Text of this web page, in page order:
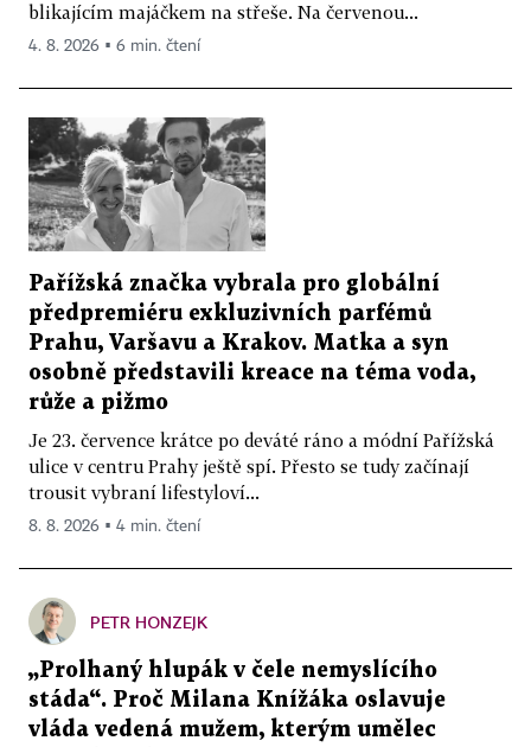
blikajícím majáčkem na střeše. Na červenou...
4. 8. 2026 ▪ 6 min. čtení
Pařížská značka vybrala pro globální
předpremiéru exkluzivních parfémů
Prahu, Varšavu a Krakov. Matka a syn
osobně představili kreace na téma voda,
růže a pižmo
Je 23. července krátce po deváté ráno a módní Pařížská
ulice v centru Prahy ještě spí. Přesto se tudy začínají
trousit vybraní lifestyloví...
8. 8. 2026 ▪ 4 min. čtení
PETR HONZEJK
„Prolhaný hlupák v čele nemyslícího
stáda“. Proč Milana Knížáka oslavuje
vláda vedená mužem, kterým umělec